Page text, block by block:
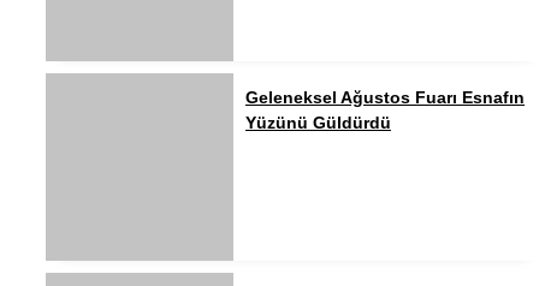
Geleneksel Ağustos Fuarı Esnafın
Yüzünü Güldürdü